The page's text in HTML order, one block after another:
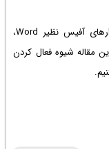
قبل از آموزش تب Developer در اکسل و نرم‌افزارهای آفیس نظیر Word،
مقاله شیوه فعال کردن